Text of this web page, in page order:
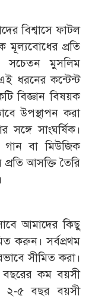
বিশ্বাসে ফাটল
মূল্যবোধের প্রতি
সচেতন মুসলিম
ধরনের কন্টেন্ট
বিজ্ঞান বিষয়ক
উপস্থাপন করা
সাংঘর্ষিক।
বা মিউজিক
আসক্তি তৈরি
আমাদের কিছু
করুন। সর্বপ্রথম
সীমিত করা।
বছরের কম বয়সী
২-৫ বছর বয়সী